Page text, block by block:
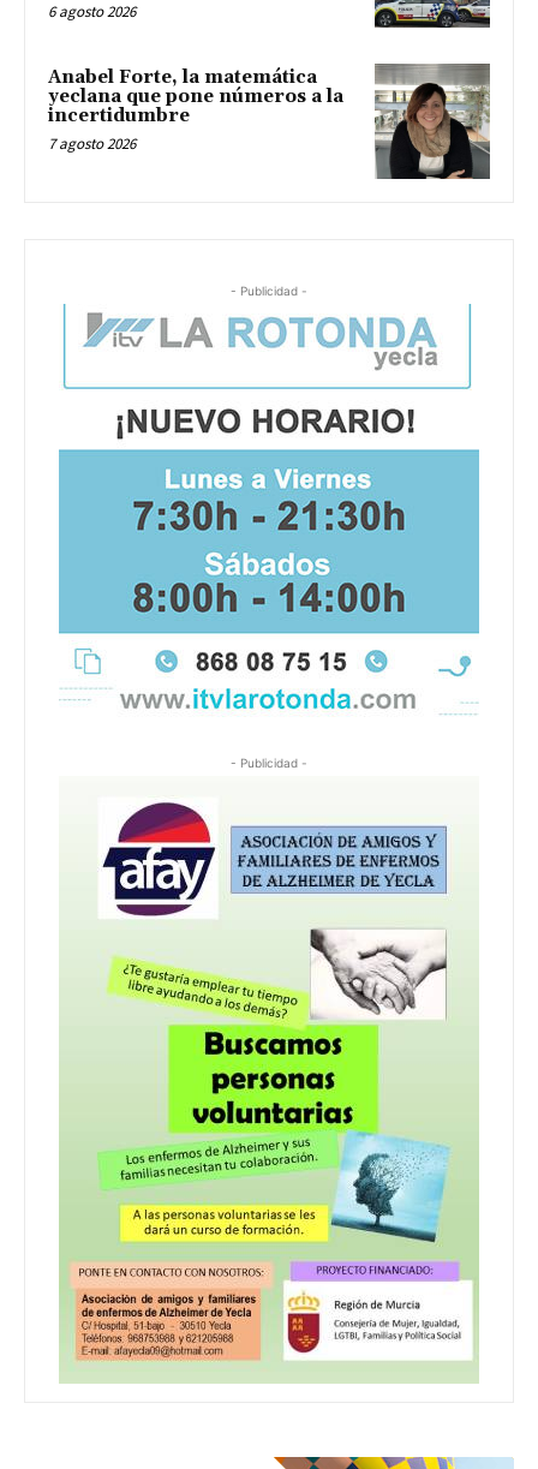
6 agosto 2026
Anabel Forte, la matemática
yeclana que pone números a la
incertidumbre
7 agosto 2026
- Publicidad -
- Publicidad -